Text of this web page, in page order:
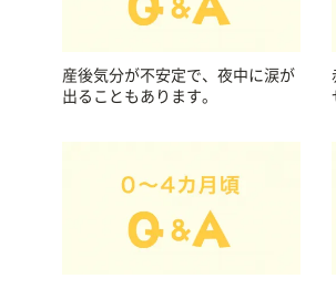
産後気分が不安定で、夜中に涙が
出ることもあります。